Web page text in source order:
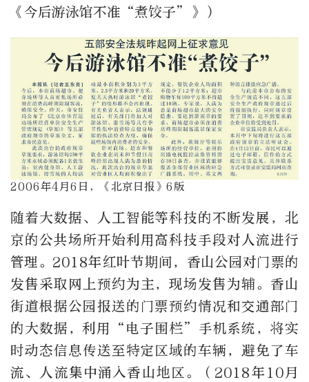
《今后游泳馆不准“煮饺子”》）
2006年4月6日，《北京日报》6版
随着大数据、人工智能等科技的不断发展，北
京的公共场所开始利用高科技手段对人流进行
管理。2018年红叶节期间，香山公园对门票的
发售采取网上预约为主，现场发售为辅。香山
街道根据公园报送的门票预约情况和交通部门
的大数据，利用“电子围栏”手机系统，将实
时动态信息传送至特定区域的车辆，避免了车
流、人流集中涌入香山地区。（2018年10月